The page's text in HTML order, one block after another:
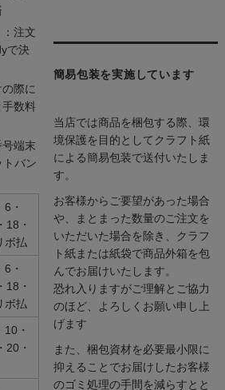
注文
で決
際に
数料
端末
トバン
・
18・
ボ払
・
18・
ボ払
・
20・
簡易包装を実施しています
当店では商品を梱包する際、環
境保護を目的としてクラフト紙
による簡易包装で送付いたしま
す。
お客様からご要望があった場合
や、まとまった数量のご注文を
いただいた場合を除き、クラフ
ト紙または紙袋で商品外箱を包
んでお届けいたします。
恐れ入りますがご理解とご協力
のほど、よろしくお願い申し上
げます
また、梱包資材を必要最小限に
抑えることでお届けしたお客様
のゴミ処理の手間を減らすとと